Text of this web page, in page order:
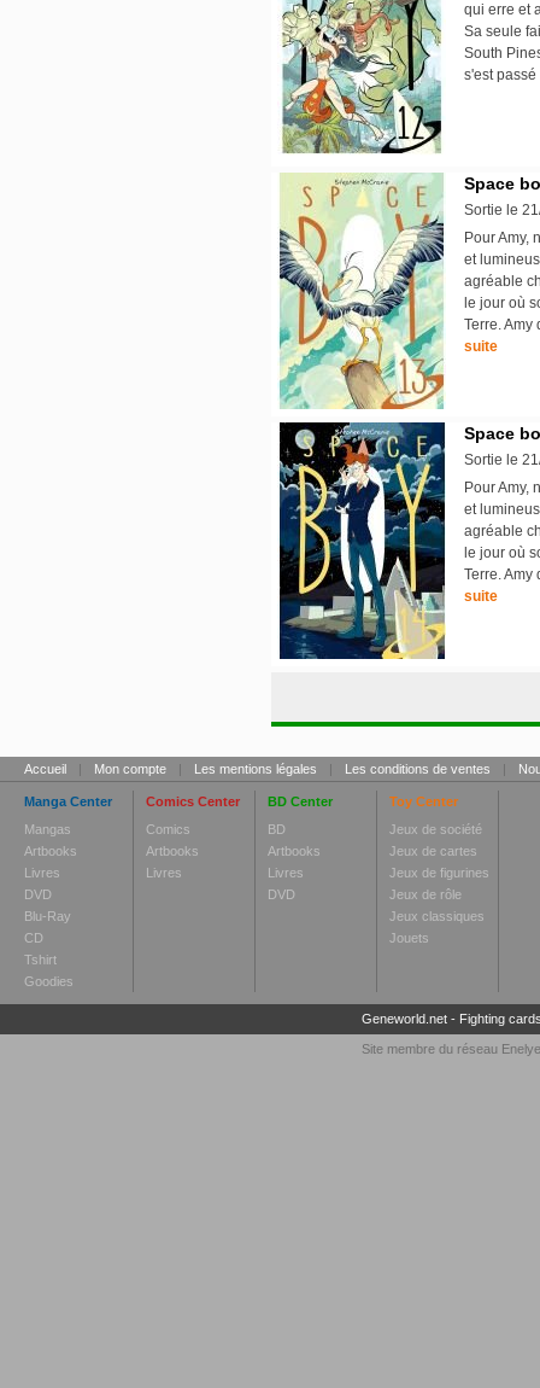
qui erre et
Sa seule
South
s'est
Space
Sortie le
Pour Amy,
et
agréable
le jour où
Terre.
suite
Space
Sortie le
Pour Amy,
et
agréable
le jour où
Terre.
suite
Accueil | Mon compte | Les mentions légales | Les conditions de ventes |
Manga Center
Mangas
Artbooks
Livres
DVD
Blu-Ray
CD
Tshirt
Goodies
Comics Center
Comics
Artbooks
Livres
BD Center
BD
Artbooks
Livres
DVD
Toy Center
Jeux de société
Jeux de cartes
Jeux de figurines
Jeux de rôle
Jeux classiques
Jouets
Geneworld.net- Fighting
Site membre du réseau Enelye